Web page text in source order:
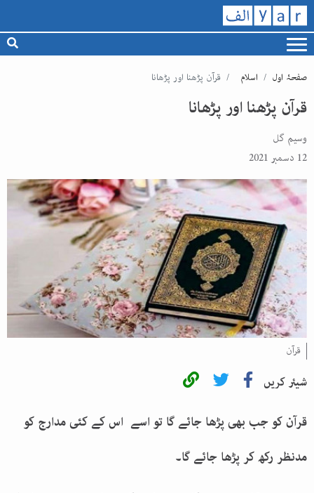
صفحۂ اول اسلام قرآن پڑھنا اور پڑھانا
قرآن پڑھنا اور پڑھانا
وسیم گل
12 دسمبر 2021
قرآن
شیئر کریں
قرآن کو جب بھی پڑھا جائے گا تو اسے اس کے کئی مدارج کو
مدنظر رکھ کر پڑھا جائے گا۔